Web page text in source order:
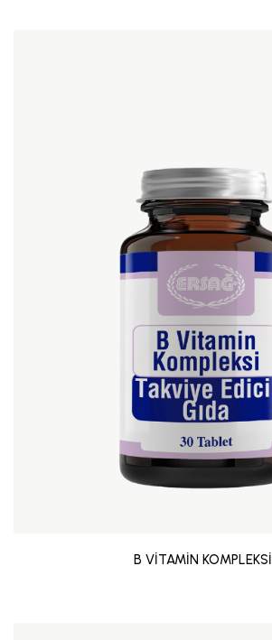
B VİTAMİN KOMPLEKSİ